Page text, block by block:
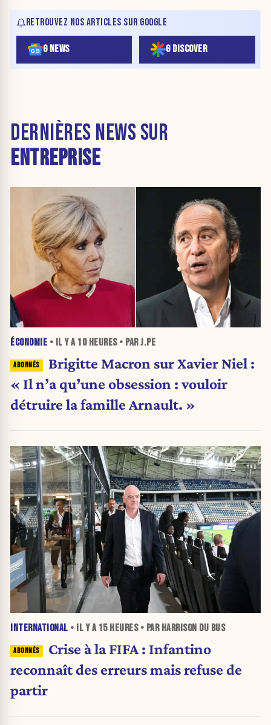
RETROUVEZ NOS ARTICLES SUR GOOGLE
G NEWS G DISCOVER
DERNIÈRES NEWS SUR
ENTREPRISE
ÉCONOMIE • IL Y A 10 HEURES• PAR J.PE
Brigitte Macron sur Xavier Niel :
« Il n’a qu’une obsession : vouloir
détruire la famille Arnault. »
INTERNATIONAL • IL Y A 15 HEURES• PAR HARRISON DU BUS
Crise à la FIFA : Infantino
reconnaît des erreurs mais refuse de
partir